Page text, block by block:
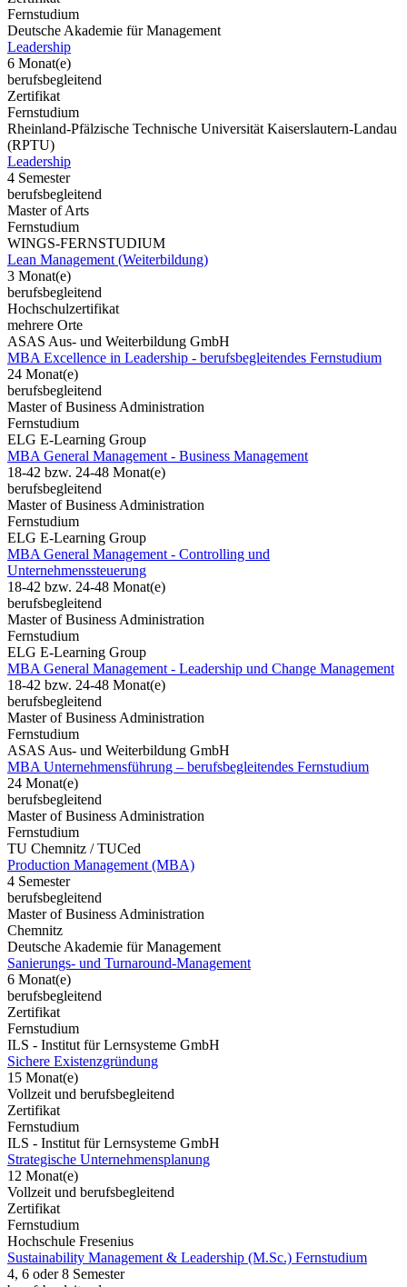
Fernstudium
Deutsche Akademie für Management
Leadership
6 Monat(e)
berufsbegleitend
Zertifikat
Fernstudium
Rheinland-Pfälzische Technische Universität Kaiserslautern-Landau
(RPTU)
Leadership
4 Semester
berufsbegleitend
Master of Arts
Fernstudium
WINGS-FERNSTUDIUM
Lean Management (Weiterbildung)
3 Monat(e)
berufsbegleitend
Hochschulzertifikat
mehrere Orte
ASAS Aus- und Weiterbildung GmbH
MBA Excellence in Leadership - berufsbegleitendes Fernstudium
24 Monat(e)
berufsbegleitend
Master of Business Administration
Fernstudium
ELG E-Learning Group
MBA General Management - Business Management
18-42 bzw. 24-48 Monat(e)
berufsbegleitend
Master of Business Administration
Fernstudium
ELG E-Learning Group
MBA General Management - Controlling und
Unternehmenssteuerung
18-42 bzw. 24-48 Monat(e)
berufsbegleitend
Master of Business Administration
Fernstudium
ELG E-Learning Group
MBA General Management - Leadership und Change Management
18-42 bzw. 24-48 Monat(e)
berufsbegleitend
Master of Business Administration
Fernstudium
ASAS Aus- und Weiterbildung GmbH
MBA Unternehmensführung – berufsbegleitendes Fernstudium
24 Monat(e)
berufsbegleitend
Master of Business Administration
Fernstudium
TU Chemnitz / TUCed
Production Management (MBA)
4 Semester
berufsbegleitend
Master of Business Administration
Chemnitz
Deutsche Akademie für Management
Sanierungs- und Turnaround-Management
6 Monat(e)
berufsbegleitend
Zertifikat
Fernstudium
ILS - Institut für Lernsysteme GmbH
Sichere Existenzgründung
15 Monat(e)
Vollzeit und berufsbegleitend
Zertifikat
Fernstudium
ILS - Institut für Lernsysteme GmbH
Strategische Unternehmensplanung
12 Monat(e)
Vollzeit und berufsbegleitend
Zertifikat
Fernstudium
Hochschule Fresenius
Sustainability Management & Leadership (M.Sc.) Fernstudium
4, 6 oder 8 Semester